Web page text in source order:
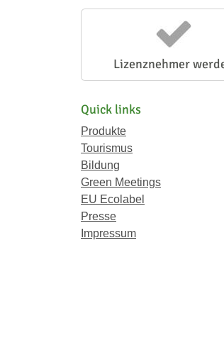
Lizenznehmer
Quick links
Produkte
Tourismus
Bildung
Green Meetings
EU Ecolabel
Presse
Impressum